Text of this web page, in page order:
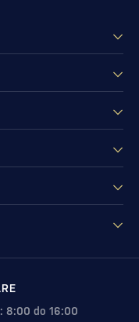
8:00 do 16:00